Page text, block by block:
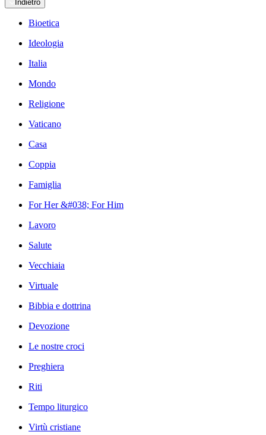
Indietro
Bioetica
Ideologia
Italia
Mondo
Religione
Vaticano
Casa
Coppia
Famiglia
For Her &#038; For Him
Lavoro
Salute
Vecchiaia
Virtuale
Bibbia e dottrina
Devozione
Le nostre croci
Preghiera
Riti
Tempo liturgico
Virtù cristiane